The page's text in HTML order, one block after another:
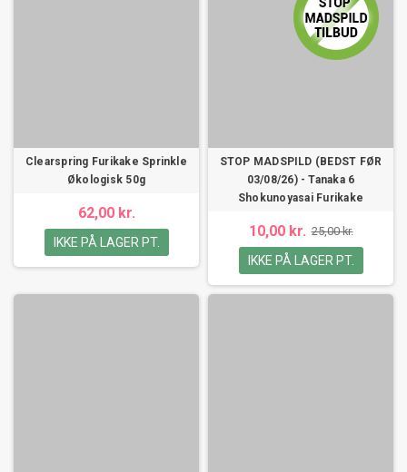
Clearspring Furikake Sprinkle
Økologisk 50g
62,00 kr.
IKKE PÅ LAGER PT.
STOP MADSPILD (BEDST FØR
03/08/26) - Tanaka 6
Shokunoyasai Furikake
10,00 kr. 25,00 kr.
IKKE PÅ LAGER PT.